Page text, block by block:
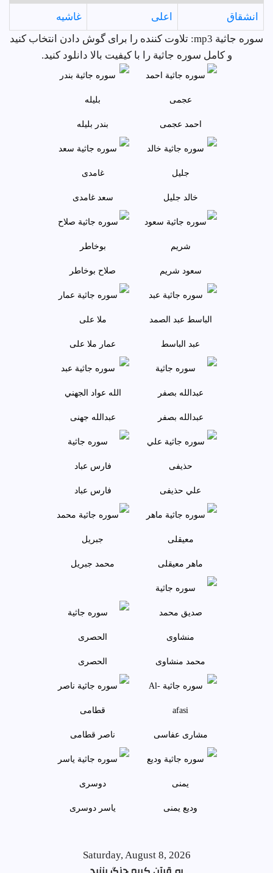
انشقاق اعلى
غاشيه
سوره جاثية mp3: تلاوت کننده را برای گوش دادن انتخاب کنید
و کامل سوره جاثية را با کیفیت بالا دانلود کنید.
احمد عجمى بندر بليله
خالد جليل سعد غامدی
سعود شريم صلاح بوخاطر
عبد الباسط عمار ملا علی
عبدالله بصفر عبدالله جهنی
علي حذيفی فارس عباد
ماهر معيقلی محمد جبريل
محمد منشاوی الحصری
مشاری عفاسی ناصر قطامی
وديع يمنی ياسر دوسری
Saturday, August 8, 2026